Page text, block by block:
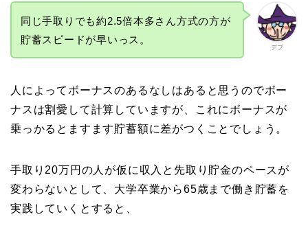
デブ
同じ手取りでも約2.5倍本多さん方式の方が
貯蓄スピードが早いっス。
人によってボーナスのあるなしはあると思うのでボー
ナスは割愛して計算していますが、これにボーナスが
乗っかるとますます貯蓄額に差がつくことでしょう。
手取り20万円の人が仮に収入と先取り貯金のペースが
変わらないとして、大学卒業から65歳まで働き貯蓄を
実践していくとすると、